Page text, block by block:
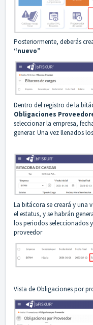
Posteriormente, deberás
“nuevo”
Dentro del registro de la
Obligaciones
seleccionar la empresa,
generar. Una vez llenados
La bitácora se creará y una
el estatus, y se habrán
los periodos seleccionados
proveedor
Vista de Obligaciones por